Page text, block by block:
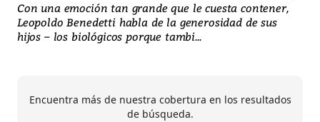
Con una emoción tan grande que le cuesta contener,
Leopoldo Benedetti habla de la generosidad de sus
hijos – los biológicos porque tambi...
Encuentra más de nuestra cobertura en los resultados
de búsqueda.